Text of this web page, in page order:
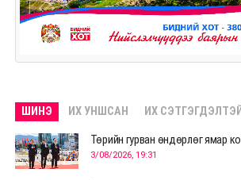
ШИНЭ ИХ УНШСАН ИХ СЭТГЭГДЭЛТЭЙ
Төрийн гурван өндөрлөг ямар
3/08/2026, 19:31